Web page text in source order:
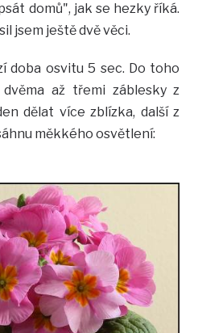
domů", jak se hezky říká.
jsem ještě dvě věci.
doba osvitu 5 sec. Do toho
až třemi záblesky z
dělat více zblízka, další z
měkkého osvětlení: